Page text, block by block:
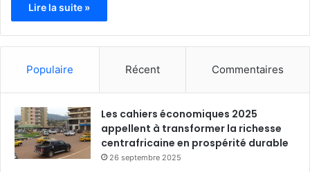
Lire la suite »
Populaire Récent Commentaires
Les cahiers économiques 2025
appellent à transformer la richesse
centrafricaine en prospérité durable
26 septembre 2025